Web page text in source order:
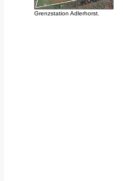
Grenzstation Adlerhorst.